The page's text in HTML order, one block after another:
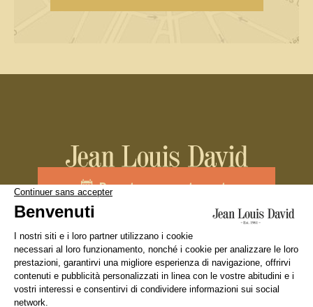
Prenota un appuntamento
La nostra marca Cercare un salone Diciture Legali